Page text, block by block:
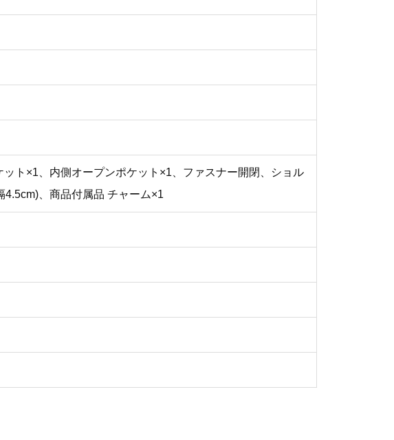
ト×1、内側オープンポケット×1、ファスナー開閉、ショル
、商品付属品 チャーム×1